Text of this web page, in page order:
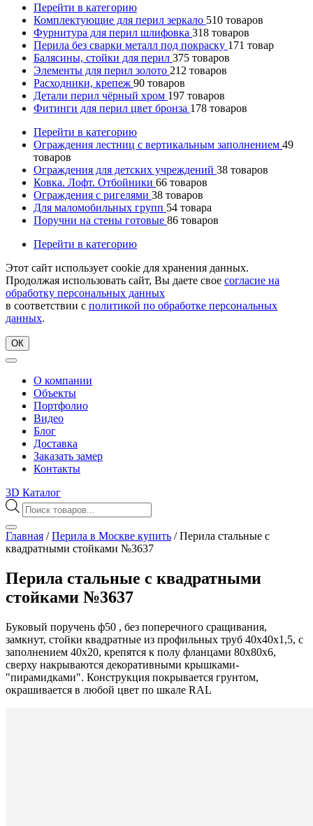
Перейти в категорию
Комплектующие для перил зеркало 510 товаров
Фурнитура для перил шлифовка 318 товаров
Перила без сварки металл под покраску 171 товар
Балясины, стойки для перил 375 товаров
Элементы для перил золото 212 товаров
Расходники, крепеж 90 товаров
Детали перил чёрный хром 197 товаров
Фитинги для перил цвет бронза 178 товаров
Перейти в категорию
Ограждения лестниц с вертикальным заполнением 49
товаров
Ограждения для детских учреждений 38 товаров
Ковка. Лофт. Отбойники 66 товаров
Ограждения с ригелями 38 товаров
Для маломобильных групп 54 товара
Поручни на стены готовые 86 товаров
Перейти в категорию
Этот сайт использует cookie для хранения данных.
Продолжая использовать сайт, Вы даете свое согласие на
обработку персональных данных
в соответствии с политикой по обработке персональных
данных.
ОК
О компании
Объекты
Портфолио
Видео
Блог
Доставка
Заказать замер
Контакты
3D Каталог
Поиск
товаров
Главная /Перила в Москве купить /Перила стальные с
квадратными стойками №3637
Перила стальные с квадратными
стойками №3637
Буковый поручень ф50 , без поперечного сращивания,
замкнут, стойки квадратные из профильных труб 40х40х1,5, с
заполнением 40х20, крепятся к полу фланцами 80х80х6,
сверху накрываются декоративными крышками-
"пирамидками". Конструкция покрывается грунтом,
окрашивается в любой цвет по шкале RAL